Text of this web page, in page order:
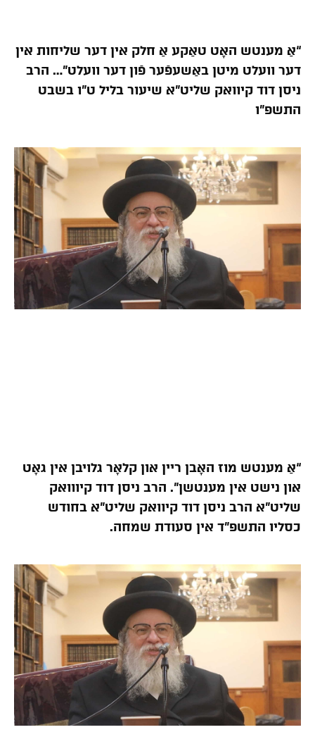
“אַ מענטש האָט טאַקע אַ חלק אין דער שליחות אין
דער וועלט מיטן באַשעפֿער פֿון דער וועלט”… הרב
ניסן דוד קיוואק שליט”א שיעור בליל ט”ו בשבט
התשפ”ו
“אַ מענטש מוז האָבן ריין און קלאָר גלויבן אין גאָט
און נישט אין מענטשן”. הרב ניסן דוד קיווואק
שליט”א הרב ניסן דוד קיוואק שליט”א בחודש
כסליו התשפ”ד אין סעודת שמחה.